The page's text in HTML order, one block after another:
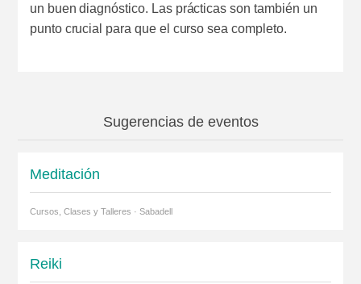
un buen diagnóstico. Las prácticas son también un
punto crucial para que el curso sea completo.
Sugerencias de eventos
Meditación
Cursos, Clases y Talleres · Sabadell
Reiki